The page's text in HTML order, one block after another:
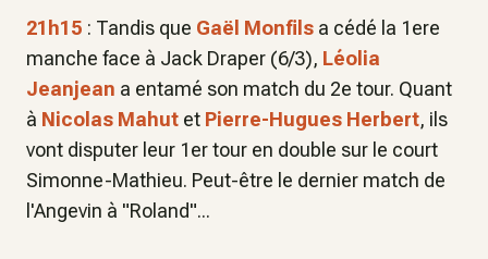
21h15 : Tandis que Gaël Monfils a cédé la 1ere
manche face à Jack Draper (6/3), Léolia
Jeanjean a entamé son match du 2e tour. Quant
à Nicolas Mahut et Pierre-Hugues Herbert, ils
vont disputer leur 1er tour en double sur le court
Simonne-Mathieu. Peut-être le dernier match de
l'Angevin à "Roland"...